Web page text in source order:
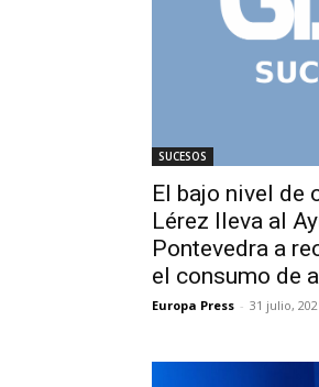
SUCESOS
El bajo nivel de
Lérez lleva al
Pontevedra a
el consumo de
Europa Press - 31 julio,